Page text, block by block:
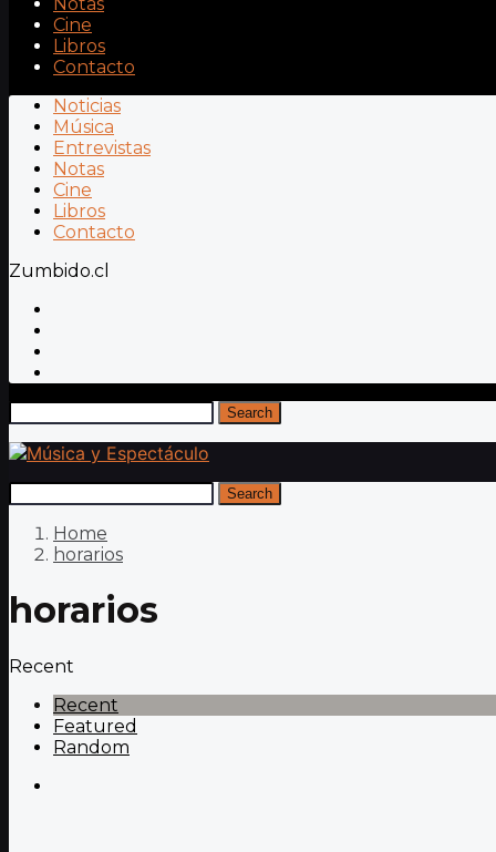
Cine
Libros
Contacto
Noticias
Música
Entrevistas
Notas
Cine
Libros
Contacto
Zumbido.cl
Search
Search
Home
horarios
horarios
Recent
Recent
Featured
Random